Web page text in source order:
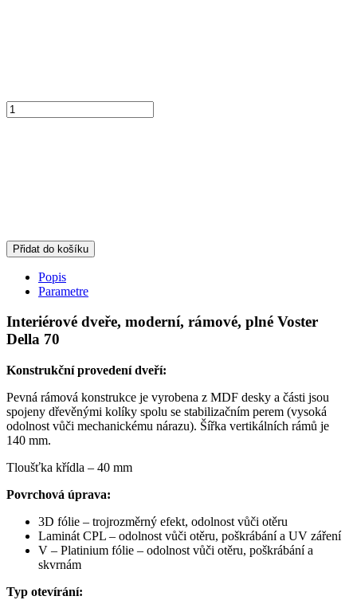
Přidat do košíku
Popis
Parametre
Interiérové dveře, moderní, rámové, plné Voster
Della 70
Konstrukční provedení dveří:
Pevná rámová konstrukce je vyrobena z MDF desky a části jsou
spojeny dřevěnými kolíky spolu se stabilizačním perem (vysoká
odolnost vůči mechanickému nárazu). Šířka vertikálních rámů je
140 mm.
Tloušťka křídla – 40 mm
Povrchová úprava:
3D fólie – trojrozměrný efekt, odolnost vůči otěru
Laminát CPL – odolnost vůči otěru, poškrábání a UV záření
V – Platinium fólie – odolnost vůči otěru, poškrábání a
skvrnám
Typ otevírání: